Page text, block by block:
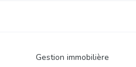
Gestion immobilière